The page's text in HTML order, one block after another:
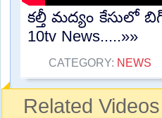
కల్తీ మద్యం కేసులో
10tv News.....»»
CATEGORY: NEWS
Related Videos